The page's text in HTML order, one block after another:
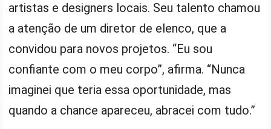
artistas e designers locais. Seu talento chamou
a atenção de um diretor de elenco, que a
convidou para novos projetos. “Eu sou
confiante com o meu corpo”, afirma. “Nunca
imaginei que teria essa oportunidade, mas
quando a chance apareceu, abracei com tudo.”